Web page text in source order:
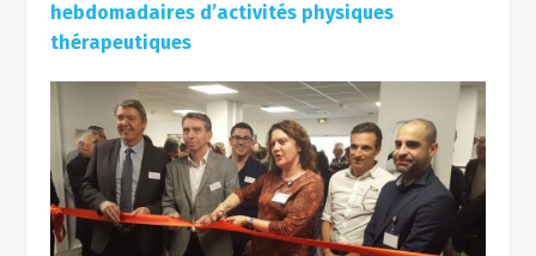
hebdomadaires d’activités physiques
thérapeutiques